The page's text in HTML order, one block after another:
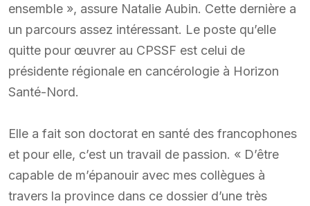
ensemble », assure Natalie Aubin. Cette dernière a
un parcours assez intéressant. Le poste qu’elle
quitte pour œuvrer au CPSSF est celui de
présidente régionale en cancérologie à Horizon
Santé-Nord.
Elle a fait son doctorat en santé des francophones
et pour elle, c’est un travail de passion. « D’être
capable de m’épanouir avec mes collègues à
travers la province dans ce dossier d’une très